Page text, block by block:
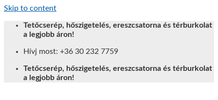
Skip to content
Tetőcserép, hőszigetelés, ereszcsatorna és térburkolat
a legjobb áron!
Hívj most: +36 30 232 7759
Tetőcserép, hőszigetelés, ereszcsatorna és térburkolat
a legjobb áron!